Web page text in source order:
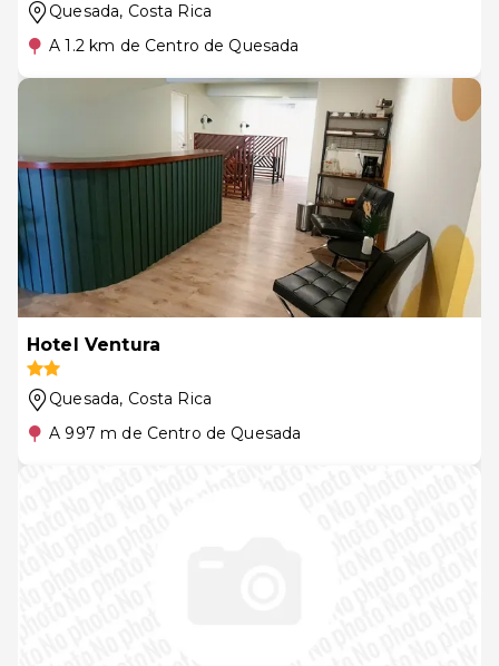
Quesada, Costa Rica
A 1.2 km de Centro de Quesada
Hotel Ventura
Quesada, Costa Rica
A 997 m de Centro de Quesada